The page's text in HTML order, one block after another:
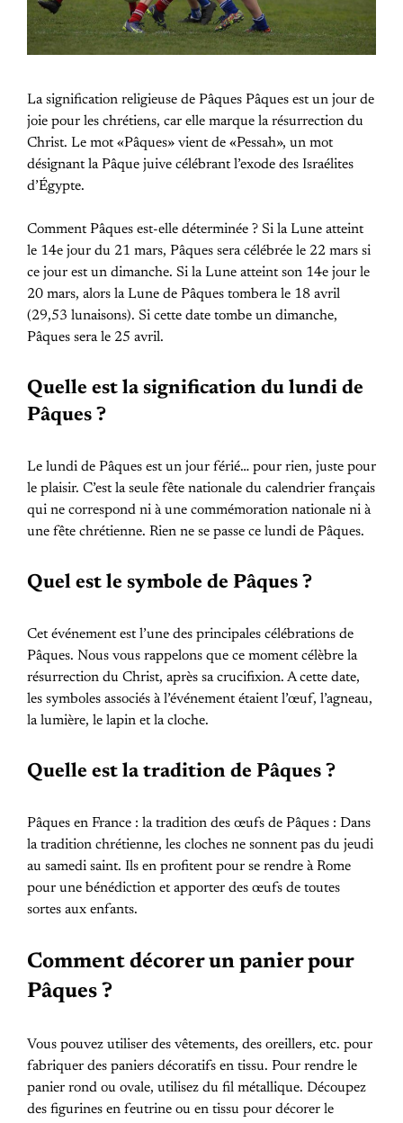
La signification religieuse de Pâques Pâques est un jour de
joie pour les chrétiens, car elle marque la résurrection du
Christ. Le mot «Pâques» vient de «Pessah», un mot
désignant la Pâque juive célébrant l’exode des Israélites
d’Égypte.
Comment Pâques est-elle déterminée ? Si la Lune atteint
le 14e jour du 21 mars, Pâques sera célébrée le 22 mars si
ce jour est un dimanche. Si la Lune atteint son 14e jour le
20 mars, alors la Lune de Pâques tombera le 18 avril
(29,53 lunaisons). Si cette date tombe un dimanche,
Pâques sera le 25 avril.
Quelle est la signification du lundi de
Pâques ?
Le lundi de Pâques est un jour férié… pour rien, juste pour
le plaisir. C’est la seule fête nationale du calendrier français
qui ne correspond ni à une commémoration nationale ni à
une fête chrétienne. Rien ne se passe ce lundi de Pâques.
Quel est le symbole de Pâques ?
Cet événement est l’une des principales célébrations de
Pâques. Nous vous rappelons que ce moment célèbre la
résurrection du Christ, après sa crucifixion. A cette date,
les symboles associés à l’événement étaient l’œuf, l’agneau,
la lumière, le lapin et la cloche.
Quelle est la tradition de Pâques ?
Pâques en France : la tradition des œufs de Pâques : Dans
la tradition chrétienne, les cloches ne sonnent pas du jeudi
au samedi saint. Ils en profitent pour se rendre à Rome
pour une bénédiction et apporter des œufs de toutes
sortes aux enfants.
Comment décorer un panier pour
Pâques ?
Vous pouvez utiliser des vêtements, des oreillers, etc. pour
fabriquer des paniers décoratifs en tissu. Pour rendre le
panier rond ou ovale, utilisez du fil métallique. Découpez
des figurines en feutrine ou en tissu pour décorer le